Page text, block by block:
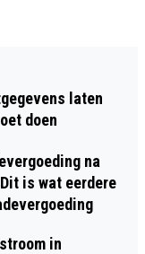
laten
doen
na
is wat eerdere
in